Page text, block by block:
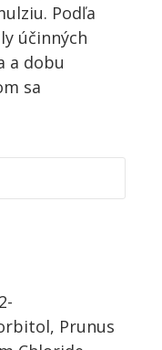
Podľa
účinných
a dobu
sa
Prunus